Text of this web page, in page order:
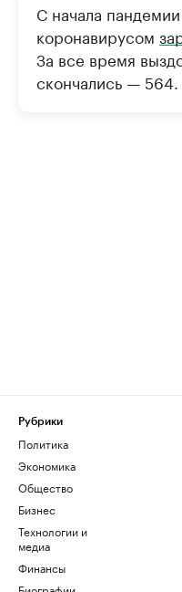
С начала
коронавирусом
За все время
скончались — 564.
Рубрики
Политика
Экономика
Общество
Бизнес
Технологии и
медиа
Финансы